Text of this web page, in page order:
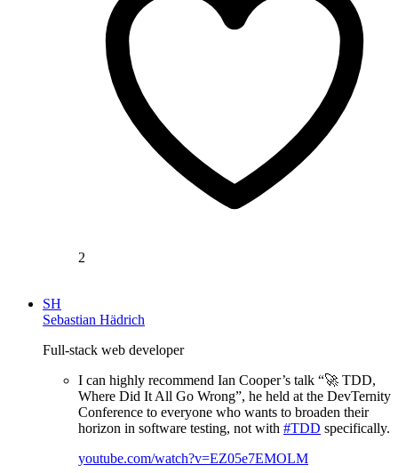
2
SH
Sebastian Hädrich
Full-stack web developer
I can highly recommend Ian Cooper’s talk “🚀 TDD,
Where Did It All Go Wrong”, he held at the DevTernity
Conference to everyone who wants to broaden their
horizon in software testing, not with #TDD specifically.
youtube.com/watch?v=EZ05e7EMOLM